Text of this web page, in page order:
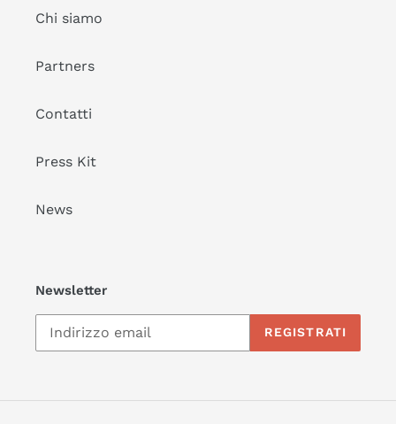
Chi siamo
Partners
Contatti
Press Kit
News
Newsletter
REGISTRATI